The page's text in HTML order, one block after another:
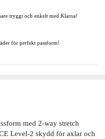
tryggt och enkelt med Klarna!
för perfekt passform!
med 2-way stretch
Level-2 skydd för axlar och